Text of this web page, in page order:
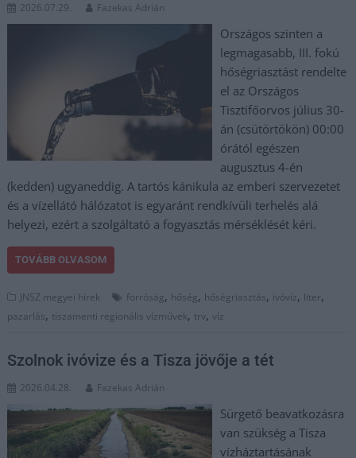
2026.07.29. Fazekas Adrián
Országos szinten a
legmagasabb, III. fokú
hőségriasztást rendelte
el az Országos
Tisztifőorvos július 30-
án (csütörtökön) 00:00
órától egészen
augusztus 4-én
(kedden) ugyaneddig. A tartós kánikula az emberi szervezetet
és a vízellátó hálózatot is egyaránt rendkívüli terhelés alá
helyezi, ezért a szolgáltató a fogyasztás mérséklését kéri.
TOVÁBB OLVASOM
JNSZ megyei hírek forróság, hőség, hőségriasztás, ivóvíz, liter,
pazarlás, tiszamenti regionális vízművek, trv,víz
Szolnok ivóvize és a Tisza jövője a tét
2026.04.28. Fazekas Adrián
Sürgető beavatkozásra
van szükség a Tisza
vízháztartásának